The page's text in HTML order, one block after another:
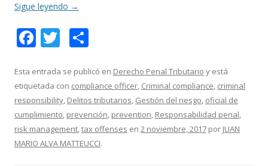
Sigue leyendo →
F
e
b
o
o
k
T
itt
er
m
p
ar
ti
r
Esta entrada se publicó en Derecho Penal Tributario y está
etiquetada con compliance officer, Criminal compliance, criminal
responsibility, Delitos tributarios, Gestión del riesgo, oficial de
cumplimiento, prevención, prevention, Responsabilidad penal,
risk management,tax offenses en 2 noviembre, 2017 por JUAN
MARIO ALVA MATTEUCCI.